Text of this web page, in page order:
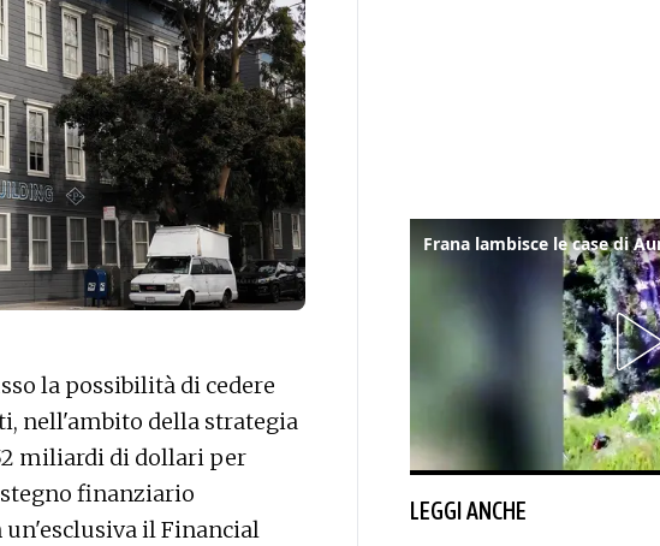
la possibilità di cedere
nell'ambito della strategia
miliardi di dollari per
finanziario
il Financial
LEGGI ANCHE